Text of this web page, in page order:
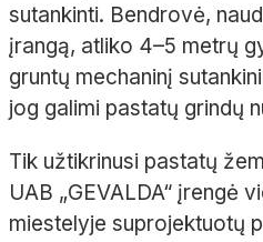
sutankinti. Bendrovė,
įrangą, atliko 4–5 metrų
gruntų mechaninį
jog galimi pastatų grindų
Tik užtikrinusi pastatų
UAB „GEVALDA“ įrengė
miestelyje suprojektuotų